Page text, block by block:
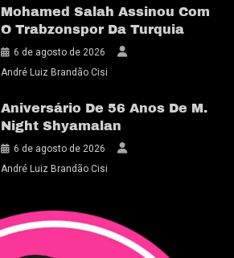
Mohamed Salah Assinou Com
O Trabzonspor Da Turquia
6 de agosto de 2026
André Luiz Brandão Cisi
Aniversário De 56 Anos De M.
Night Shyamalan
6 de agosto de 2026
André Luiz Brandão Cisi